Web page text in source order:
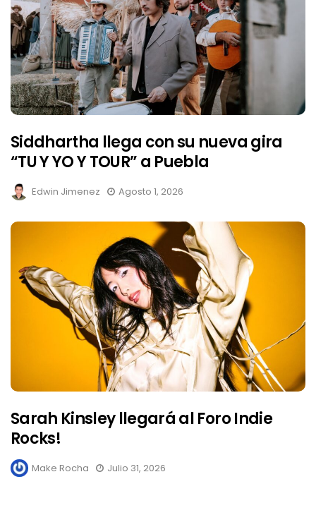
Siddhartha llega con su nueva gira
“TU Y YO Y TOUR” a Puebla
Edwin Jimenez Agosto 1, 2026
Sarah Kinsley llegará al Foro Indie
Rocks!
Make Rocha Julio 31, 2026